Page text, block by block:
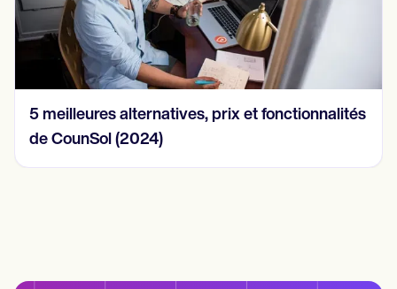
15 exemples de notes SOAP en 2024